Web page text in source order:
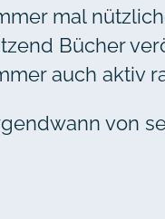
mal
Bücher
auch aktiv
von